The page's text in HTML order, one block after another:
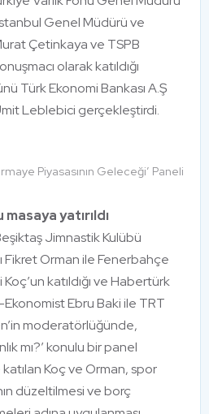
Genel Müdürü ve
Çetinkaya ve TSPB
olarak katıldığı
Türk Ekonomi Bankası A.Ş
Leblebici gerçekleştirdi.
Piyasasının Geleceği’ Paneli
yatırıldı
Jimnastik Kulübü
Fikret Orman ile Fenerbahçe
katıldığı ve Habertürk
Ebru Baki ile TRT
moderatörlüğünde,
mı?’ konulu bir panel
Koç ve Orman, spor
düzeltilmesi ve borç